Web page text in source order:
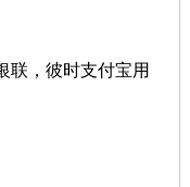
联，彼时支付宝用